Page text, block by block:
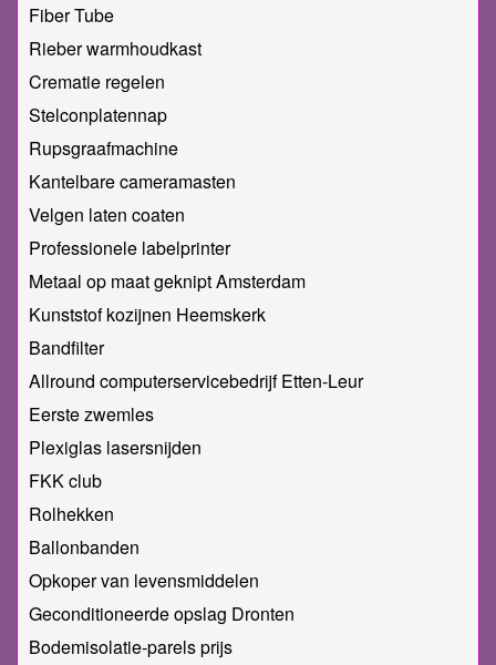
Fiber Tube
Rieber warmhoudkast
Crematie regelen
Stelconplatennap
Rupsgraafmachine
Kantelbare cameramasten
Velgen laten coaten
Professionele labelprinter
Metaal op maat geknipt Amsterdam
Kunststof kozijnen Heemskerk
Bandfilter
Allround computerservicebedrijf Etten-Leur
Eerste zwemles
Plexiglas lasersnijden
FKK club
Rolhekken
Ballonbanden
Opkoper van levensmiddelen
Geconditioneerde opslag Dronten
Bodemisolatie-parels prijs